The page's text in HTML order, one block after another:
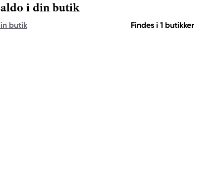
i din butik
butik Findes i 1 butikker